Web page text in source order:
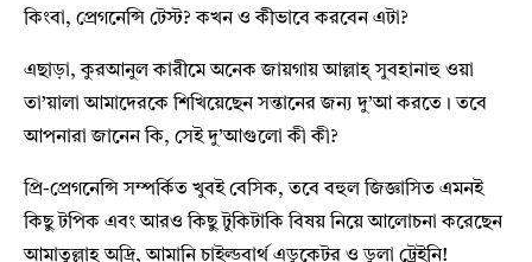
কিংবা, প্রেগনেন্সি টেস্ট? কখন ও কীভাবে করবেন এটা?
এছাড়া, কুরআনুল কারীমে অনেক জায়গায় আল্লাহ্ সুবহানাহু ওয়া
তা’য়ালা আমাদেরকে শিখিয়েছেন সন্তানের জন্য দু’আ করতে। তবে
আপনারা জানেন কি, সেই দু’আগুলো কী কী?
প্রি-প্রেগনেন্সি সম্পর্কিত খুবই বেসিক, তবে বহুল জিজ্ঞাসিত এমনই
কিছু টপিক এবং আরও কিছু টুকিটাকি বিষয় নিয়ে আলোচনা করেছেন
আমাতুল্লাহ অদ্রি, আমানি চাইল্ডবার্থ এডুকেটর ও ডুলা ট্রেইনি!